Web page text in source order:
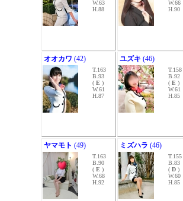
W.63
H.88
W.66
H.90
オオカワ (42)
T.163
B.93
( E )
W.61
H.87
ユズキ (46)
T.158
B.92
( E )
W.61
H.85
ヤマモト (49)
T.163
B.90
( E )
W.68
H.92
ミズハラ (46)
T.155
B.83
( D )
W.60
H.85